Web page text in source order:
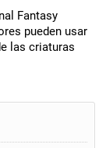
Fantasy
pueden usar
las criaturas